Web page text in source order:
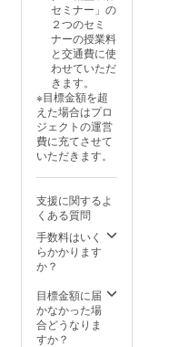
り１０
センチ
程度 ・
支援
時、必
ず備考
欄に希
望され
るお名
前をご
記入く
ださ
りま
す。
（ブー
ツ、パ
ンプ
ス、ハ
イヒー
ルなど
は現在
は受注
不可と
なりま
セミナー」の
２つのセミ
ナーの授業料
と交通費に使
わせていただ
きます。
※目標金額を超
えた場合はプロ
ジェクトの運営
費に充てさせて
いただきます。
支援に関するよ
くある質問
手数料はいく
らかかります
か？
目標金額に届
かなかった場
合どうなりま
すか？